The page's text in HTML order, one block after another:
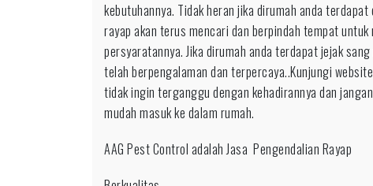
kebutuhannya. Tidak heran jika dirumah anda
rayap akan terus mencari dan berpindah tempat
persyaratannya. Jika dirumah anda terdapat jejak
telah berpengalaman dan terpercaya..Kunjungi website
tidak ingin terganggu dengan kehadirannya dan
mudah masuk ke dalam rumah.
AAG Pest Control adalah Jasa Pengendalian Rayap